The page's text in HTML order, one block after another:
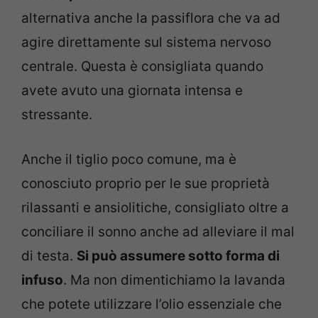
alternativa anche la passiflora che va ad
agire direttamente sul sistema nervoso
centrale. Questa è consigliata quando
avete avuto una giornata intensa e
stressante.
Anche il tiglio poco comune, ma è
conosciuto proprio per le sue proprietà
rilassanti e ansiolitiche, consigliato oltre a
conciliare il sonno anche ad alleviare il mal
di testa. Si può assumere sotto forma di
infuso. Ma non dimentichiamo la lavanda
che potete utilizzare l’olio essenziale che